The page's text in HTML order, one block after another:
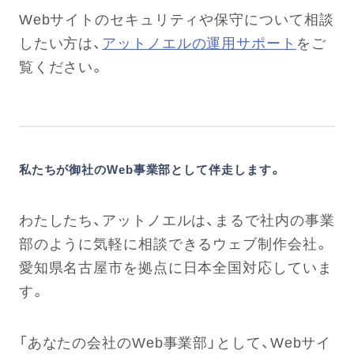
Webサイトのセキュリティや保守について相談
したい方は、 アットノエルの運用サポート をご
覧ください。
私たちが御社のWeb事業部として伴走します。
わたしたち、アットノエルは、まるで社内の事業
部のように気軽に相談できるウェブ制作会社。
愛知県名古屋市を拠点に日本全国対応していま
す。
「あなたの会社のWeb事業部」として、Webサイ